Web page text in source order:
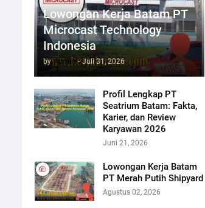
Lowongan Kerja Batam PT
Microcast Technology
Indonesia
by Admin - Juli 31, 2026
Profil Lengkap PT
Seatrium Batam: Fakta,
Karier, dan Review
Karyawan 2026
Juni 21, 2026
Lowongan Kerja Batam
PT Merah Putih Shipyard
Agustus 02, 2026